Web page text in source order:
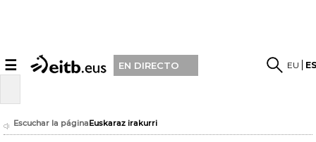
☰ EN DIRECTO EU
Escuchar la páginaEuskaraz irakurri